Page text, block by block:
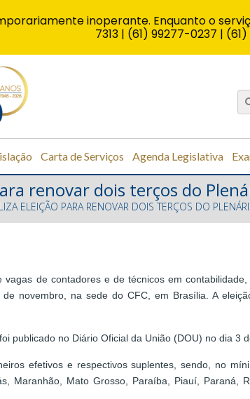
Carta de Serviços Agenda Legislativa
renovar dois terços do
ELEIÇÃO PARA RENOVAR DOIS TERÇOS DO
de contadores e de técnicos em
novembro, na sede do CFC, em Brasília. A
publicado no Diário Oficial da União (DOU) no dia 3
efetivos e respectivos suplentes, sendo, no
Maranhão, Mato Grosso, Paraíba, Piauí,
inoperante. Enquanto o
7313 | (61) 99277-0237 |